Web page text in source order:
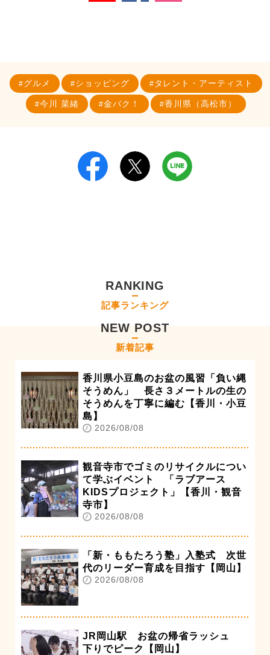
グルメ ショッピング タレント・アーティスト
今川 菜緒 金バク！ 香川県（高松市）
RANKING
記事ランキング
NEW POST
新着記事
香川県小豆島のお盆の風習「負い縄
そうめん」 長さ３メートルの生の
そうめんを丁寧に編む【香川・小豆
島】
2026/08/08
観音寺市でゴミのリサイクルについ
て学ぶイベント 「ラブアース
KIDSプロジェクト」【香川・観音
寺市】
2026/08/08
「新・ももたろう塾」入塾式 次世
代のリーダー育成を目指す【岡山】
2026/08/08
JR岡山駅 お盆の帰省ラッシュ
下りでピーク【岡山】